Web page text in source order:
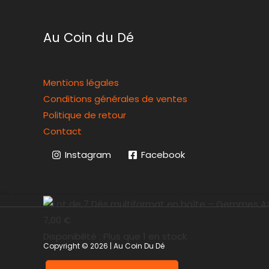
Au Coin du Dé
Mentions légales
Conditions générales de ventes
Politique de retour
Contact
Instagram
Facebook
Copyright © 2026 | Au Coin Du Dé